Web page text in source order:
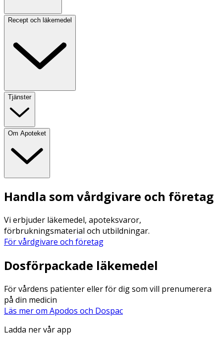
Recept och läkemedel
Tjänster
Om Apoteket
Handla som vårdgivare och företag
Vi erbjuder läkemedel, apoteksvaror,
förbrukningsmaterial och utbildningar.
För vårdgivare och företag
Dosförpackade läkemedel
För vårdens patienter eller för dig som vill prenumerera
på din medicin
Läs mer om Apodos och Dospac
Ladda ner vår app